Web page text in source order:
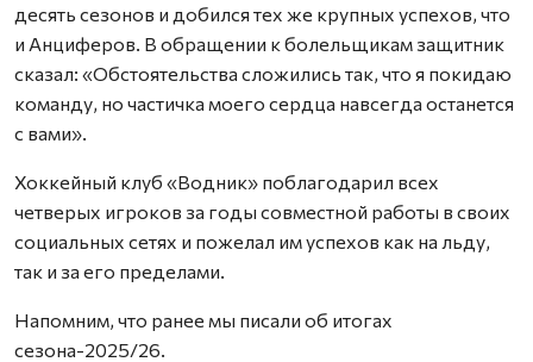
десять сезонов и добился тех же крупных успехов, что
и Анциферов. В обращении к болельщикам защитник
сказал: «Обстоятельства сложились так, что я покидаю
команду, но частичка моего сердца навсегда останется
с вами».
Хоккейный клуб «Водник» поблагодарил всех
четверых игроков за годы совместной работы в своих
социальных сетях и пожелал им успехов как на льду,
так и за его пределами.
Напомним, что ранее мы писали об итогах
сезона-2025/26.